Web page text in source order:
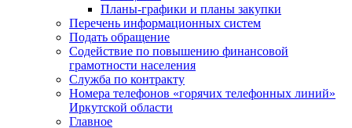
Планы-графики и планы закупки
Перечень информационных систем
Подать обращение
Содействие по повышению финансовой
грамотности населения
Служба по контракту
Номера телефонов «горячих телефонных линий»
Иркутской области
Главное